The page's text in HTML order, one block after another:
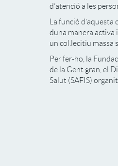
d’atenció a les
La funció
duna manera activa
un col.lecitiu massa
Per fer-ho, la
de la Gent gran, el
Salut (SAFIS)